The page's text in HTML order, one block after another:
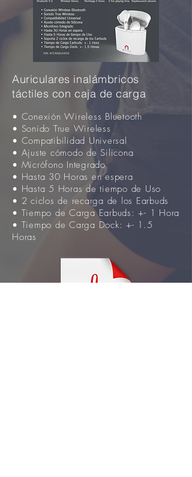
Auriculares inalámbricos
táctiles con caja de carga
• Conexión Wireless Bluetooth
• Sonido True Wireless
• Compatibilidad Universal
• Ajuste cómodo de Silicona
• Micrófono Integrado
• Hasta 30 Horas en espera
• Hasta 5 Horas de tiempo de Uso
• 2 ciclos de recarga de los Earbuds
• Tiempo de Carga Earbuds: +- 1 Hora
• Tiempo de Carga Dock: +- 1.5
Horas